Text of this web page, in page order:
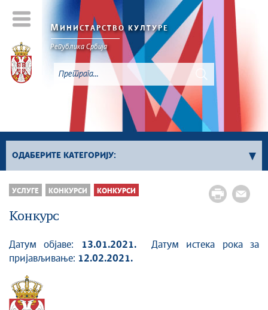
МИНИСТАРСТВО КУЛТУРЕ
Републикa Србијa
ОДАБЕРИТЕ КАТЕГОРИЈУ:
Сви конкурси
Сектор за савремено стваралаштво и
Сектор за међународне односе и европске
интеграције у области културе
Сектор за дигитализацију културног наслеђа и
савременог стваралаштва
УСЛУГЕ КОНКУРСИ КОНКУРСИ
Конкурс
Датум објаве: 13.01.2021.Датум истека рока за
пријављивање: 12.02.2021.